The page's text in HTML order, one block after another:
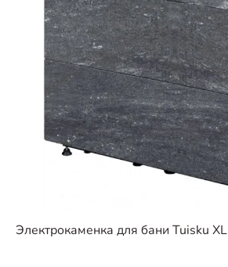
Электрокаменка для бани Tuisku